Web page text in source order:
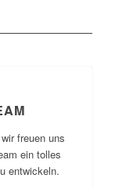
freuen uns
ein tolles
entwickeln.